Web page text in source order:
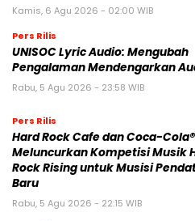
Kamis, 6 Agu 2026 - 02:00 WIB
Pers Rilis
UNISOC Lyric Audio: Mengubah
Pengalaman Mendengarkan
Rabu, 5 Agu 2026 - 23:58 WIB
Pers Rilis
Hard Rock Cafe dan Coca-Cola®
Meluncurkan Kompetisi Musik
Rock Rising untuk Musisi
Baru
Rabu, 5 Agu 2026 - 22:15 WIB